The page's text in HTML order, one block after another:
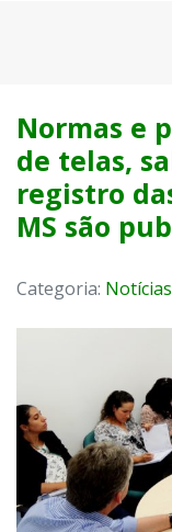
Normas e
de telas,
registro
MS são
Categoria: Notícias